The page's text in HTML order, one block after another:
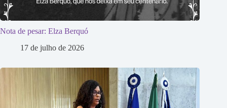
Nota de pesar: Elza Berquó
17 de julho de 2026